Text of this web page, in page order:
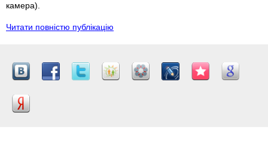
камера).
Читати повністю публікацію